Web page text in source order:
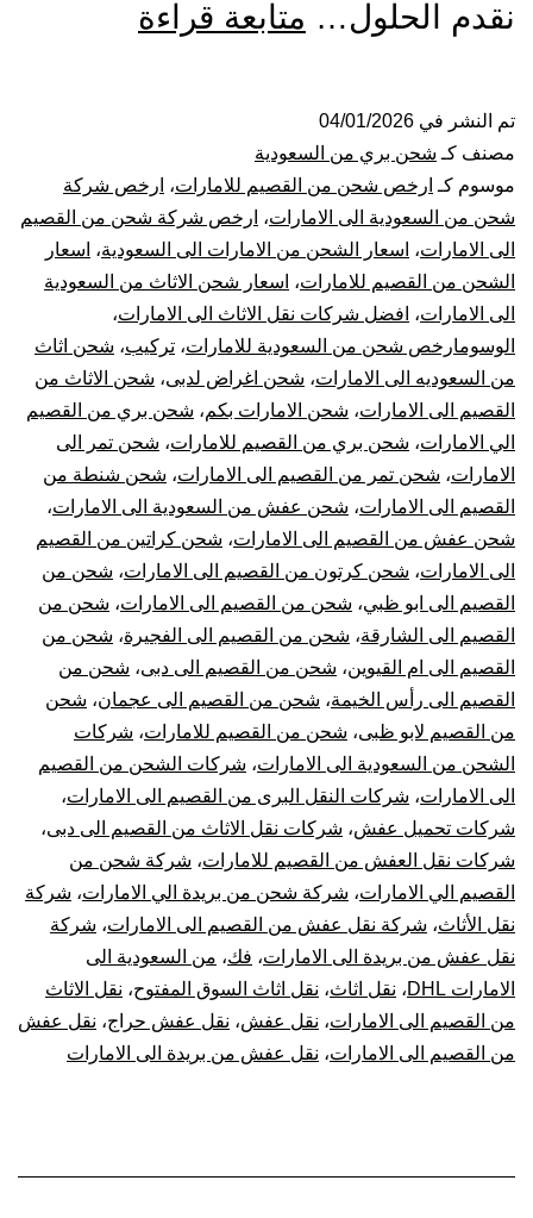
نقدم الحلول… متابعة قراءة
القصيم
الي
الامارات
|
نقل
عفش
من
القصيم
للإمارات
تم النشر في 04/01/2026
مصنف كـ شحن بري من السعودية
موسوم كـ ارخص شحن من القصيم للامارات، ارخص شركة
شحن من السعودية الى الامارات، ارخص شركة شحن من القصيم
الى الامارات، اسعار الشحن من الامارات الى السعودية، اسعار
الشحن من القصيم للامارات، اسعار شحن الاثاث من السعودية
الى الامارات، افضل شركات نقل الاثاث الى الامارات،
الوسومارخص شحن من السعودية للامارات، تركيب، شحن اثاث
من السعوديه الى الامارات، شحن اغراض لدبى، شحن الاثاث من
القصيم الى الامارات، شحن الامارات بكم، شحن بري من القصيم
الي الامارات، شحن بري من القصيم للامارات، شحن تمر الى
الامارات، شحن تمر من القصيم الى الامارات، شحن شنطة من
القصيم الى الامارات، شحن عفش من السعودية الى الامارات،
شحن عفش من القصيم الى الامارات، شحن كراتين من القصيم
الى الامارات، شحن كرتون من القصيم الى الامارات، شحن من
القصيم الى ابو ظبي، شحن من القصيم الى الامارات، شحن من
القصيم الى الشارقة، شحن من القصيم الى الفجيرة، شحن من
القصيم الى ام القيوين، شحن من القصيم الى دبى، شحن من
القصيم الى رأس الخيمة، شحن من القصيم الى عجمان، شحن
من القصيم لابو ظبى، شحن من القصيم للامارات، شركات
الشحن من السعودية الى الامارات، شركات الشحن من القصيم
الى الامارات، شركات النقل البرى من القصيم الى الامارات،
شركات تحميل عفش، شركات نقل الاثاث من القصيم الى دبى،
شركات نقل العفش من القصيم للامارات، شركة شحن من
القصيم الي الامارات، شركة شحن من بريدة الي الامارات، شركة
نقل الأثاث، شركة نقل عفش من القصيم الى الامارات، شركة
نقل عفش من بريدة الى الامارات، فك، من السعودية الى
الامارات DHL
، نقل اثاث، نقل اثاث السوق المفتوح، نقل الاثاث
من القصيم الى الامارات، نقل عفش، نقل عفش حراج، نقل عفش
من القصيم الى الامارات، نقل عفش من بريدة الى الامارات